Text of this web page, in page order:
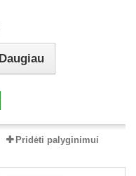
Daugiau
Pridėti palyginimui